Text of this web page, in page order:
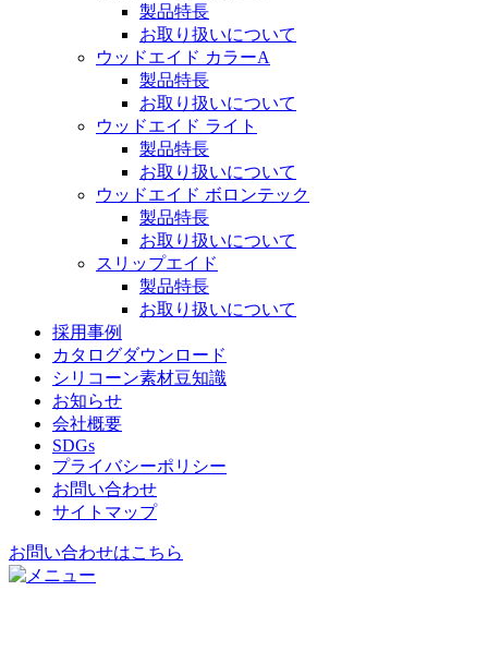
製品特長
お取り扱いについて
ウッドエイド カラーA
製品特長
お取り扱いについて
ウッドエイド ライト
製品特長
お取り扱いについて
ウッドエイド ボロンテック
製品特長
お取り扱いについて
スリップエイド
製品特長
お取り扱いについて
採用事例
カタログダウンロード
シリコーン素材豆知識
お知らせ
会社概要
SDGs
プライバシーポリシー
お問い合わせ
サイトマップ
お問い合わせはこちら